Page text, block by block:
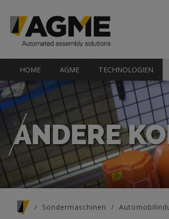
HOME AGME TECHNOLOGIEN
ANDERE
Sondermaschinen